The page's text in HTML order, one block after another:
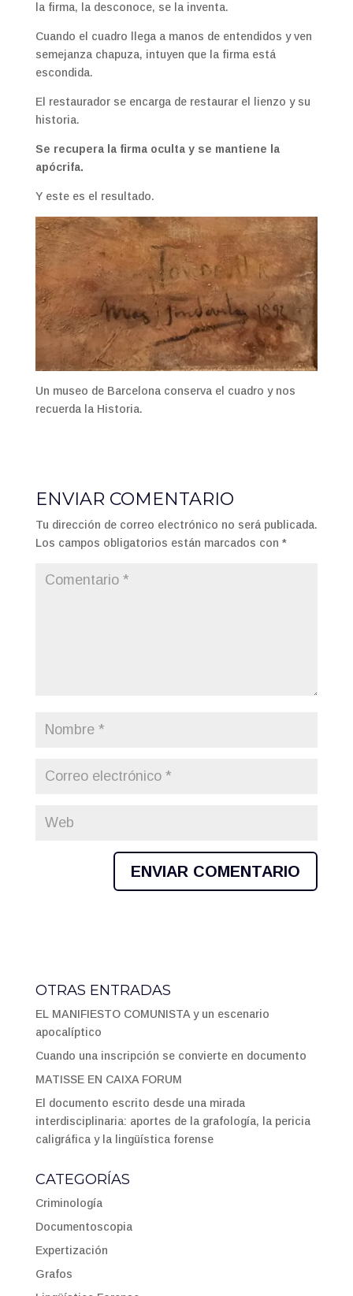
la firma, la desconoce, se la inventa.
Cuando el cuadro llega a manos de entendidos y ven
semejanza chapuza, intuyen que la firma está
escondida.
El restaurador se encarga de restaurar el lienzo y su
historia.
Se recupera la firma oculta y se mantiene la
apócrifa.
Y este es el resultado.
Un museo de Barcelona conserva el cuadro y nos
recuerda la Historia.
ENVIAR COMENTARIO
Tu dirección de correo electrónico no será publicada.
Los campos obligatorios están marcados con *
OTRAS ENTRADAS
EL MANIFIESTO COMUNISTA y un escenario
apocalíptico
Cuando una inscripción se convierte en documento
MATISSE EN CAIXA FORUM
El documento escrito desde una mirada
interdisciplinaria: aportes de la grafología, la pericia
caligráfica y la lingüística forense
CATEGORÍAS
Criminología
Documentoscopia
Expertización
Grafos